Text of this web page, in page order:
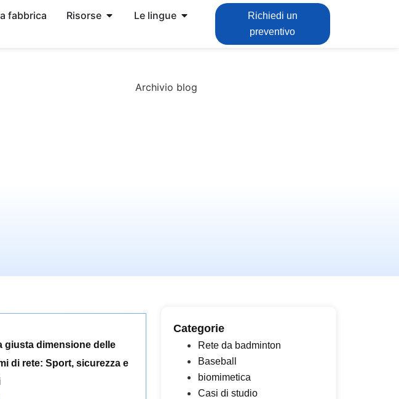
fabbrica Risorse Le lingue
Richiedi un
preventivo
giusta dimensione delle
di rete: Sport, sicurezza e
Categorie
Rete da badminton
Baseball
biomimetica
Casi di studio